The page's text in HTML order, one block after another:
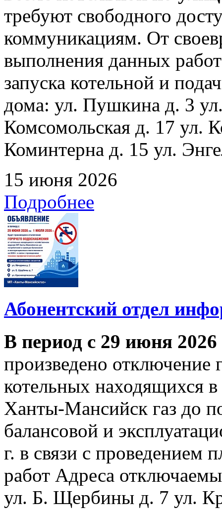
требуют свободного
коммуникациям. От
выполнения данных
запуска котельной и
дома: ул. Пушкина д. 3
Комсомольская д. 17 ул.
Коминтерна д. 15 ул.
15 июня 2026
Подробнее
Абонентский отдел
В период с 29 июня
произведено отключение
котельных находящихся
Ханты-Мансийск газ до
балансовой и
г. в связи с проведением
работ Адреса
ул. Б. Щербины д. 7 ул.